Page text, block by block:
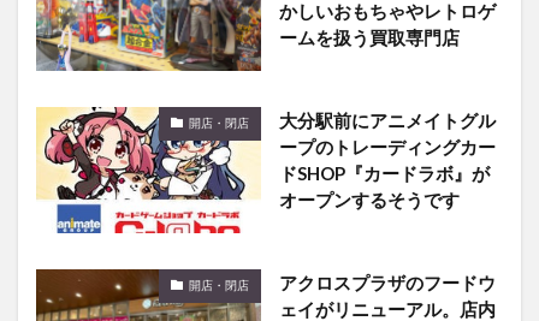
かしいおもちゃやレトロゲ
ームを扱う買取専門店
開店・閉店
大分駅前にアニメイトグル
ープのトレーディングカー
ドSHOP『カードラボ』が
オープンするそうです
開店・閉店
アクロスプラザのフードウ
ェイがリニューアル。店内